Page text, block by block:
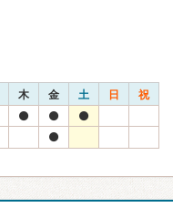
木 金 土 日 祝